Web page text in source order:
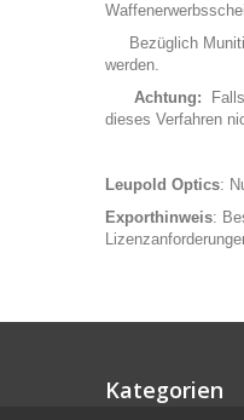
Bezüglich
werden.
Achtung:
dieses Verfahren
Leupold Optics:
Exporthinweis:
Kategorien